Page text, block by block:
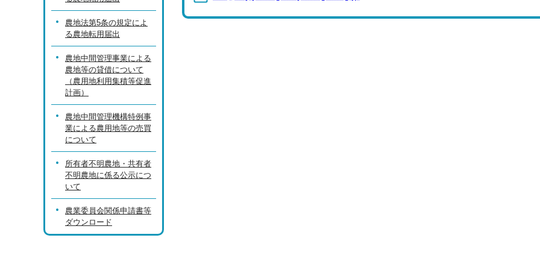
農地法第5条の規定によ
る農地転用届出
農地中間管理事業による
農地等の貸借について
（農用地利用集積等促進
計画）
農地中間管理機構特例事
業による農用地等の売買
について
所有者不明農地・共有者
不明農地に係る公示につ
いて
農業委員会関係申請書等
ダウンロード